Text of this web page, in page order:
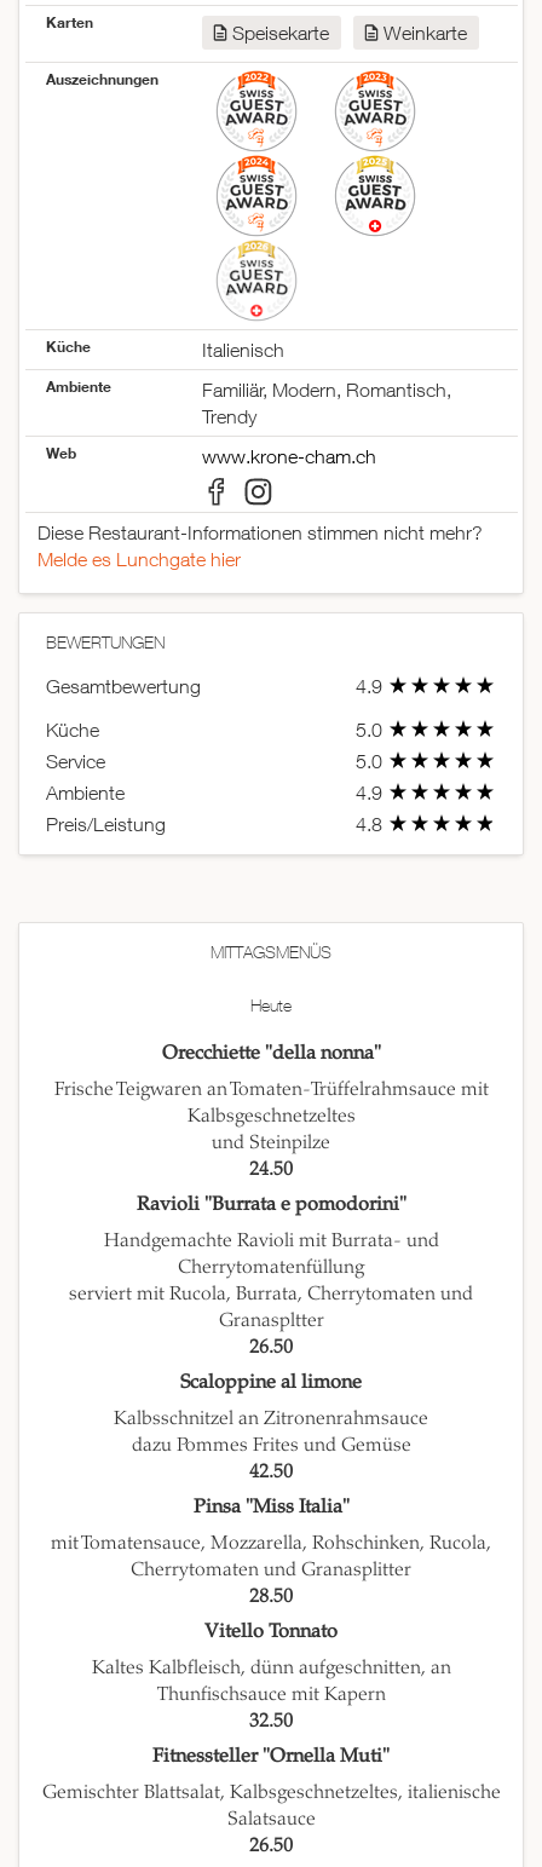
Montag
geschlossen
11:30–14:00
18:00–23:00
11:30–14:00
18:00–23:00
11:30–14:00
18:00–23:00
11:30–14:00
18:00–23:00
18:00–23:00
geschlossen
Karten Speisekarte Weinkarte
Auszeichnungen
Küche Italienisch
Ambiente
Familiär, Modern, Romantisch,
Trendy
Web www.krone-cham.ch
Diese Restaurant-Informationen stimmen nicht mehr?
Melde es Lunchgate hier
BEWERTUNGEN
Gesamtbewertung
4.9
Küche
5.0
Service
5.0
Ambiente
4.9
Preis/Leistung
4.8
MITTAGSMENÜS
Heute
Orecchiette "della nonna"
Frische Teigwaren an Tomaten-Trüffelrahmsauce mit
Kalbsgeschnetzeltes
und Steinpilze
24.50
Ravioli "Burrata e pomodorini"
Handgemachte Ravioli mit Burrata- und
Cherrytomatenfüllung
serviert mit Rucola, Burrata, Cherrytomaten und
Granaspltter
26.50
Scaloppine al limone
Kalbsschnitzel an Zitronenrahmsauce
dazu Pommes Frites und Gemüse
42.50
Pinsa "Miss Italia"
mit Tomatensauce, Mozzarella, Rohschinken, Rucola,
Cherrytomaten und Granasplitter
28.50
Vitello Tonnato
Kaltes Kalbfleisch, dünn aufgeschnitten, an
Thunfischsauce mit Kapern
32.50
Fitnessteller "Ornella Muti"
Gemischter Blattsalat, Kalbsgeschnetzeltes, italienische
Salatsauce
26.50